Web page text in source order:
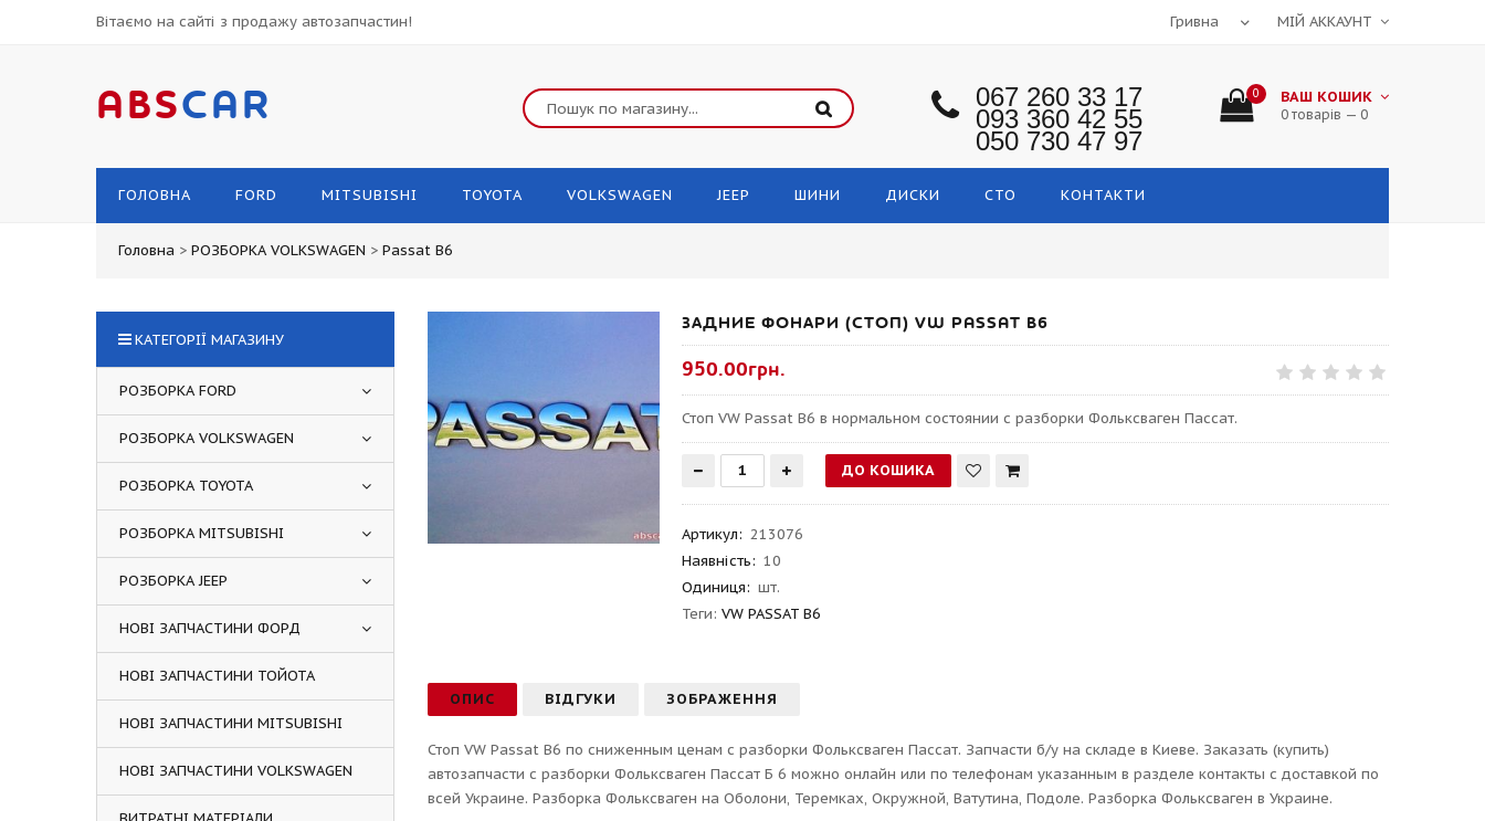
Вітаємо на сайті з продажу автозапчастин! МІЙ АККАУНТ
ABSCAR 067 260 33 17
093 360 42 55
050 730 47 97
0 ВАШ КОШИК
0 товарів — 0
ГОЛОВНА FORD MITSUBISHI TOYOTA VOLKSWAGEN JEEP ШИНИ ДИСКИ СТО КОНТАКТИ
Головна > РОЗБОРКА VOLKSWAGEN > Passat B6
ЗАДНИЕ ФОНАРИ (СТОП) VW PASSAT B6
950.00грн.
Стоп VW Passat B6 в нормальном состоянии с разборки Фольксваген Пассат.
Артикул: 213076
Наявність: 10
Одиниця: шт.
Теги:VW PASSAT B6
ОПИС ВІДГУКИ ЗОБРАЖЕННЯ
Стоп VW Passat B6 по сниженным ценам с разборки Фольксваген Пассат. Запчасти б/у на складе в Киеве. Заказать (купить)
автозапчасти с разборки Фольксваген Пассат Б 6 можно онлайн или по телефонам указанным в разделе контакты с доставкой по
всей Украине. Разборка Фольксваген на Оболони, Теремках, Окружной, Ватутина, Подоле. Разборка Фольксваген в Украине.
КАТЕГОРІЇ МАГАЗИНУ
РОЗБОРКА FORD
РОЗБОРКА VOLKSWAGEN
РОЗБОРКА TOYOTA
РОЗБОРКА MITSUBISHI
РОЗБОРКА JEEP
НОВІ ЗАПЧАСТИНИ ФОРД
НОВІ ЗАПЧАСТИНИ ТОЙОТА
НОВІ ЗАПЧАСТИНИ MITSUBISHI
НОВІ ЗАПЧАСТИНИ VOLKSWAGEN